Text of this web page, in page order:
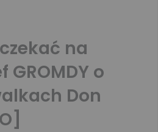
na
GROMDY o
Don